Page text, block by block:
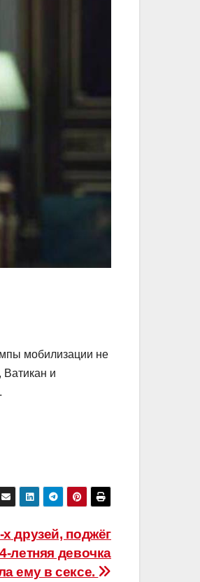
мобилизации не
и
друзей, поджёг
летняя девочка
ему в сексе.